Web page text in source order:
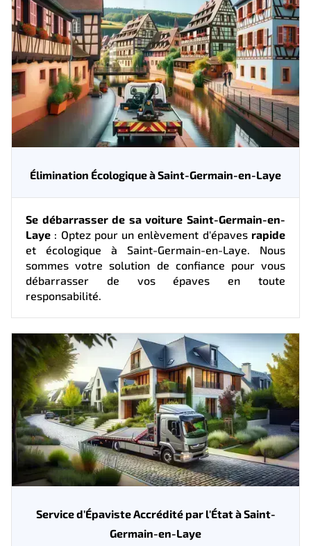
Élimination Écologique à Saint-Germain-en-Laye
Se débarrasser de sa voiture Saint-Germain-en-
Laye : Optez pour un enlèvement d'épaves rapide
et écologique à Saint-Germain-en-Laye. Nous
sommes votre solution de confiance pour vous
débarrasser de vos épaves en toute
responsabilité.
Service d'Épaviste Accrédité par l'État à Saint-
Germain-en-Laye